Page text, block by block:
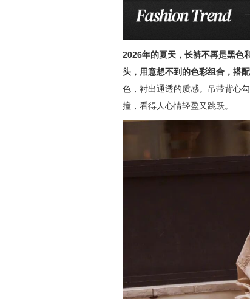
2026年的夏天，长裤不再是黑色
头，用意想不到的色彩组合，搭配
色，衬出通透的质感。吊带背心
撞，看得人心情轻盈又跳跃。